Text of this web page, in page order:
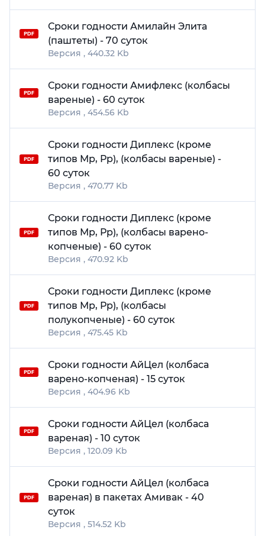
Сроки годности Амилайн Элита
(паштеты) - 70 суток
440.32 Kb
Сроки годности Амифлекс (колбасы
вареные) - 60 суток
454.56 Kb
Сроки годности Диплекс (кроме
типов Мр, Рр), (колбасы вареные) -
60 суток
470.77 Kb
Сроки годности Диплекс (кроме
типов Мр, Рр), (колбасы варено-
копченые) - 60 суток
470.92 Kb
Сроки годности Диплекс (кроме
типов Мр, Рр), (колбасы
полукопченые) - 60 суток
475.45 Kb
Сроки годности АйЦел (колбаса
варено-копченая) - 15 суток
404.96 Kb
Сроки годности АйЦел (колбаса
вареная) - 10 суток
120.09 Kb
Сроки годности АйЦел (колбаса
вареная) в пакетах Амивак - 40
суток
514.52 Kb